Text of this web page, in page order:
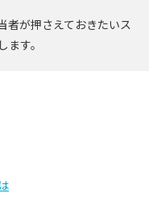
者が押さえておきたいス
す。